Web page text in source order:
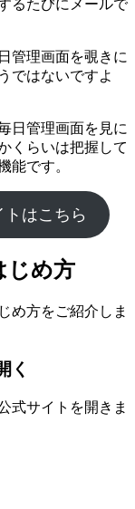
るたびにメールで
管理画面を覗きに
ではないですよ
日管理画面を見に
くらいは把握して
能です。
はこちら
じめ方
め方をご紹介しま
く
式サイトを開きま